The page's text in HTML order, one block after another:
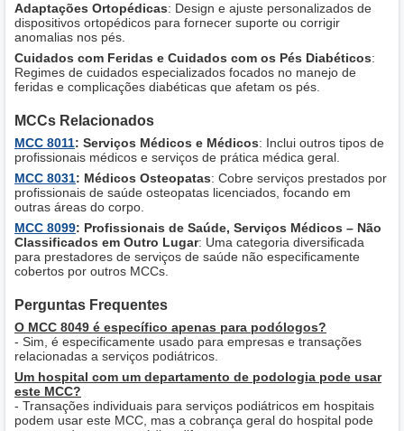
Adaptações Ortopédicas: Design e ajuste personalizados de
dispositivos ortopédicos para fornecer suporte ou corrigir
anomalias nos pés.
Cuidados com Feridas e Cuidados com os Pés Diabéticos:
Regimes de cuidados especializados focados no manejo de
feridas e complicações diabéticas que afetam os pés.
MCCs Relacionados
MCC 8011: Serviços Médicos e Médicos: Inclui outros tipos de
profissionais médicos e serviços de prática médica geral.
MCC 8031: Médicos Osteopatas: Cobre serviços prestados por
profissionais de saúde osteopatas licenciados, focando em
outras áreas do corpo.
MCC 8099: Profissionais de Saúde, Serviços Médicos – Não
Classificados em Outro Lugar: Uma categoria diversificada
para prestadores de serviços de saúde não especificamente
cobertos por outros MCCs.
Perguntas Frequentes
O MCC 8049 é específico apenas para podólogos?
- Sim, é especificamente usado para empresas e transações
relacionadas a serviços podiátricos.
Um hospital com um departamento de podologia pode usar
este MCC?
- Transações individuais para serviços podiátricos em hospitais
podem usar este MCC, mas a cobrança geral do hospital pode